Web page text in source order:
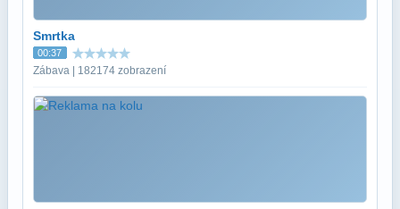
Smrtka
00:37
Zábava | 182174 zobrazení